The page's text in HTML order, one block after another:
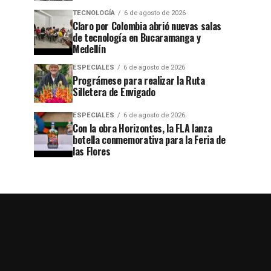
TECNOLOGÍA 6 de agosto de 2026
Claro por Colombia abrió nuevas salas
de tecnología en Bucaramanga y
Medellín
ESPECIALES 6 de agosto de 2026
Prográmese para realizar la Ruta
Silletera de Envigado
ESPECIALES 6 de agosto de 2026
Con la obra Horizontes, la FLA lanza
botella conmemorativa para la Feria de
las Flores